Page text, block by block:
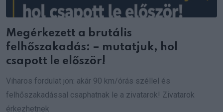
Megérkezett a brutális
felhőszakadás: – mutatjuk, hol
csapott le először!
Viharos fordulat jön: akár 90 km/órás széllel és
felhőszakadással csaphatnak le a zivatarok! Zivatarok
érkezhetnek